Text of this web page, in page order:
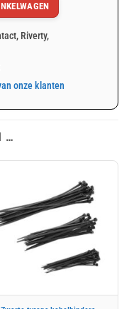
met ringen aantal
Riverty,
onze klanten
…